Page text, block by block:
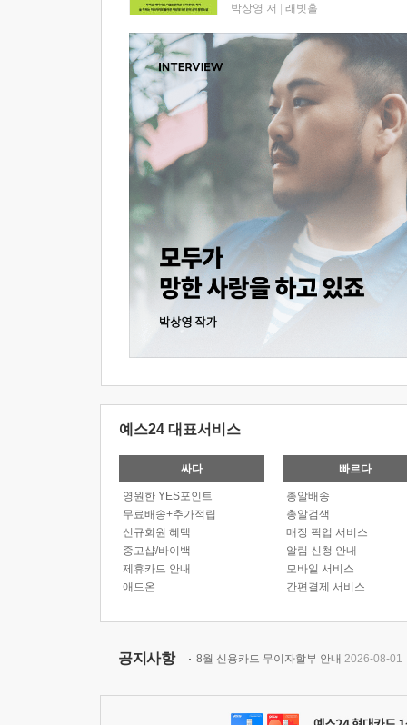
박상영 저 래빗홀
예스24 대표서비스
싸다
영원한 YES포인트
무료배송+추가적립
신규회원 혜택
중고샵/바이백
제휴카드 안내
애드온
빠르다
총알배송
총알검색
매장 픽업 서비스
알림 신청 안내
모바일 서비스
간편결제 서비스
공지사항 8월 신용카드 무이자할부 안내 2026-08-01